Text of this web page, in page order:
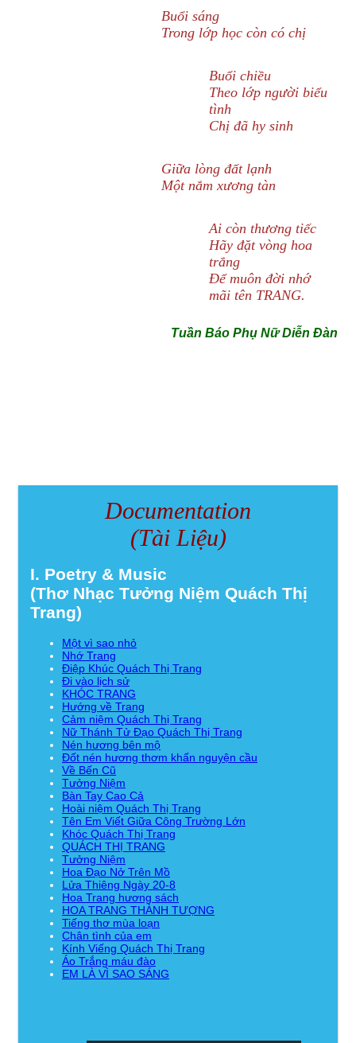
Buổi sáng
Trong lớp học còn có chị
Buổi chiều
Theo lớp người biểu
tình
Chị đã hy sinh
Giữa lòng đất lạnh
Một nắm xương tàn
Ai còn thương tiếc
Hãy đặt vòng hoa
trắng
Để muôn đời nhớ
mãi tên TRANG.
Tuần Báo Phụ Nữ Diễn Đàn
Documentation
(Tài Liệu)
I. Poetry & Music
(Thơ Nhạc Tưởng Niệm Quách Thị
Trang)
Một vì sao nhỏ
Nhớ Trang
Điệp Khúc Quách Thị Trang
Đi vào lịch sử
KHÓC TRANG
Hướng về Trang
Cảm niệm Quách Thị Trang
Nữ Thánh Tử Đạo Quách Thị Trang
Nén hương bên mộ
Đốt nén hương thơm khấn nguyện cầu
Về Bến Cũ
Tưởng Niệm
Bàn Tay Cao Cả
Hoài niệm Quách Thị Trang
Tên Em Viết Giữa Công Trường Lớn
Khóc Quách Thị Trang
QUÁCH THỊ TRANG
Tưởng Niệm
Hoa Đạo Nở Trên Mồ
Lửa Thiêng Ngày 20-8
Hoa Trang hương sách
HOA TRANG THÀNH TƯỢNG
Tiếng thơ mùa loạn
Chân tình của em
Kính Viếng Quách Thị Trang
Áo Trắng máu đào
EM LÀ VÌ SAO SÁNG